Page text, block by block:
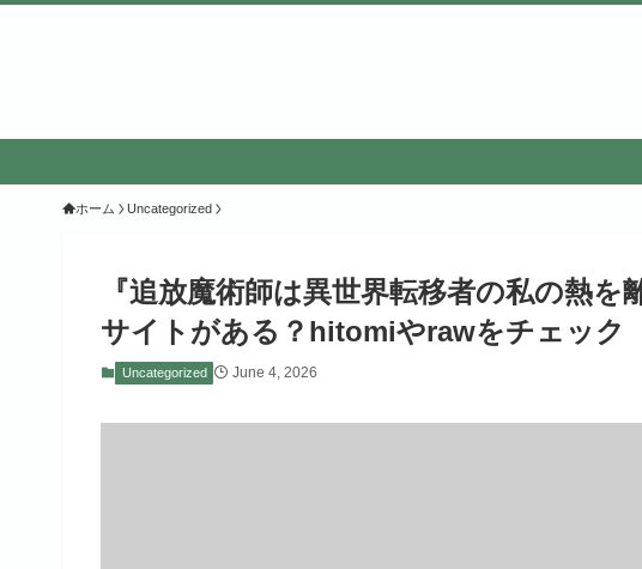
ホーム Uncategorized
『追放魔術師は異世界転移者の私の熱
サイトがある？hitomiやrawをチェック
Uncategorized June 4, 2026